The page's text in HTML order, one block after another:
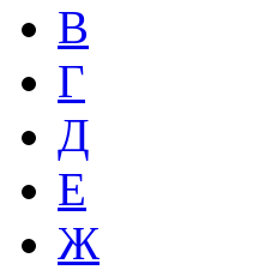
В
Г
Д
Е
Ж